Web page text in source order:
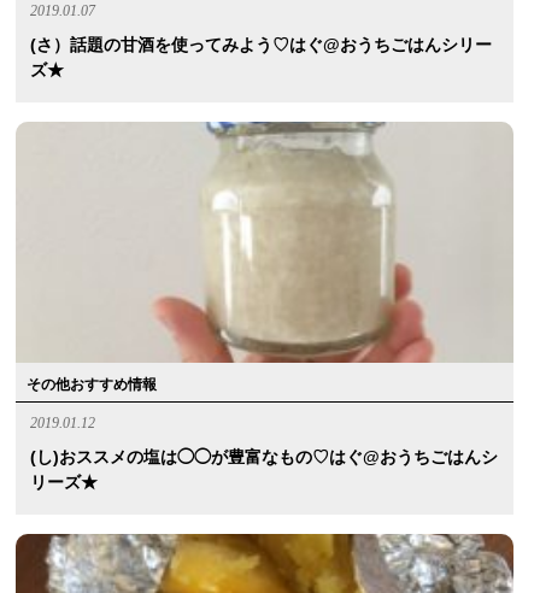
2019.01.07
(さ）話題の甘酒を使ってみよう♡はぐ@おうちごはんシリー
ズ★
その他おすすめ情報
2019.01.12
(し)おススメの塩は◯◯が豊富なもの♡はぐ@おうちごはんシ
リーズ★